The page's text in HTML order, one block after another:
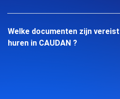
Welke documenten zijn
huren in CAUDAN ?